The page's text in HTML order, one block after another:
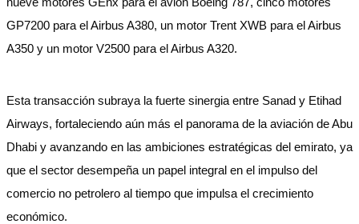
GP7200 para el Airbus A380, un motor Trent XWB para el Airbus
A350 y un motor V2500 para el Airbus A320.
Esta transacción subraya la fuerte sinergia entre Sanad y Etihad
Airways, fortaleciendo aún más el panorama de la aviación de Abu
Dhabi y avanzando en las ambiciones estratégicas del emirato, ya
que el sector desempeña un papel integral en el impulso del
comercio no petrolero al tiempo que impulsa el crecimiento
económico.